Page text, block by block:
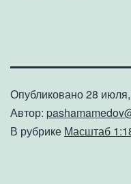
Опубликовано28
Автор:
В рубрике Масштаб